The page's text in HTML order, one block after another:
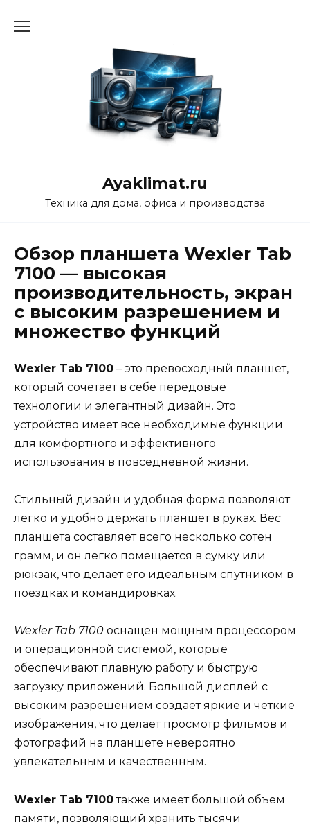
Ayaklimat.ru
Техника для дома, офиса и производства
Обзор планшета Wexler Tab
7100 — высокая
производительность, экран
с высоким разрешением и
множество функций
Wexler Tab 7100 – это превосходный планшет,
который сочетает в себе передовые
технологии и элегантный дизайн. Это
устройство имеет все необходимые функции
для комфортного и эффективного
использования в повседневной жизни.
Стильный дизайн и удобная форма позволяют
легко и удобно держать планшет в руках. Вес
планшета составляет всего несколько сотен
грамм, и он легко помещается в сумку или
рюкзак, что делает его идеальным спутником в
поездках и командировках.
Wexler Tab 7100 оснащен мощным процессором
и операционной системой, которые
обеспечивают плавную работу и быструю
загрузку приложений. Большой дисплей с
высоким разрешением создает яркие и четкие
изображения, что делает просмотр фильмов и
фотографий на планшете невероятно
увлекательным и качественным.
Wexler Tab 7100также имеет большой объем
памяти, позволяющий хранить тысячи